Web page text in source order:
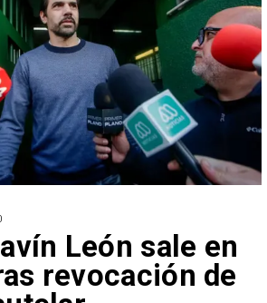
León sale en
revocación de